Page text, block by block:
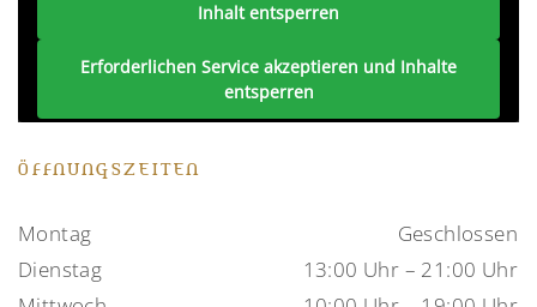
Inhalt entsperren
Erforderlichen Service akzeptieren und Inhalte
entsperren
ÖFFNUNGSZEITEN
Montag
Geschlossen
Dienstag
13:00 Uhr – 21:00 Uhr